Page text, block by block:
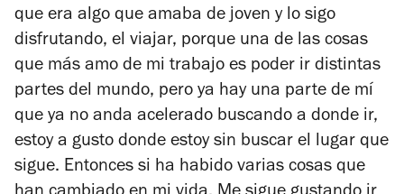
que era algo que amaba de joven y lo sigo
disfrutando, el viajar, porque una de las cosas
que más amo de mi trabajo es poder ir distintas
partes del mundo, pero ya hay una parte de mí
que ya no anda acelerado buscando a donde ir,
estoy a gusto donde estoy sin buscar el lugar que
sigue. Entonces si ha habido varias cosas que